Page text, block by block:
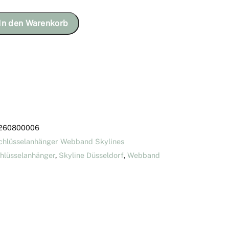
den Warenkorb
Webband Skylines
, Skyline Düsseldorf, Webband